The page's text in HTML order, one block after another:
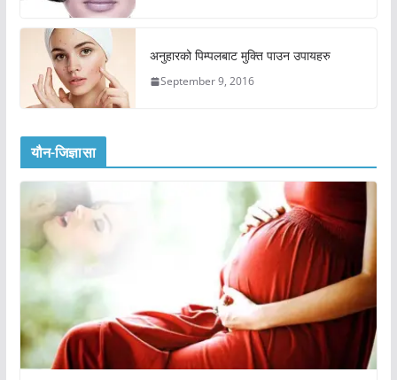
अनुहारको पिम्पलबाट मुक्ति पाउन उपायहरु
September 9, 2016
यौन-जिज्ञासा